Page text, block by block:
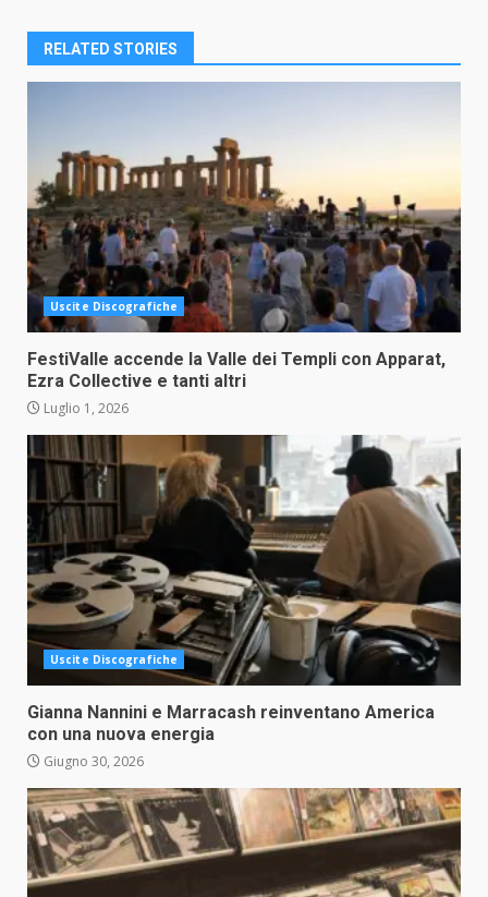
RELATED STORIES
Uscite Discografiche
FestiValle accende la Valle dei Templi con Apparat,
Ezra Collective e tanti altri
Luglio 1, 2026
Uscite Discografiche
Gianna Nannini e Marracash reinventano America
con una nuova energia
Giugno 30, 2026